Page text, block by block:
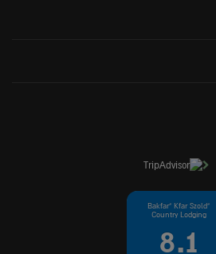
"Bakfar" Kfar Szold
Country Lodging
8.1